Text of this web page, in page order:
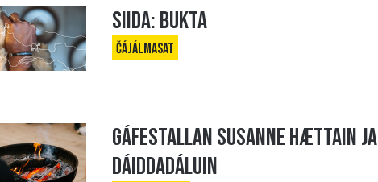
Siida: Bukta
Čájálmasat
Gáfestallan Susanne Hættain ja
Dáiddadáluin